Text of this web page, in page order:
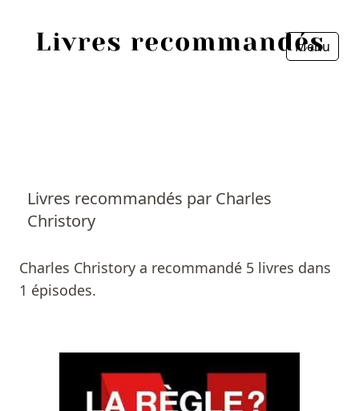
Menu
Livres recommandés par Charles
Christory
Charles Christory a recommandé 5 livres dans
1 épisodes.
Personnes
Livres
Prix littéraires
Fermer